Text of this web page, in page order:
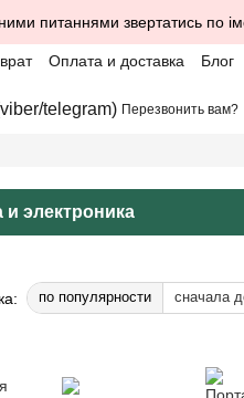
питаннями звертатись по
Оплата и доставка Блог
telegram) Перезвонить вам?
и электроника
по популярности сначала